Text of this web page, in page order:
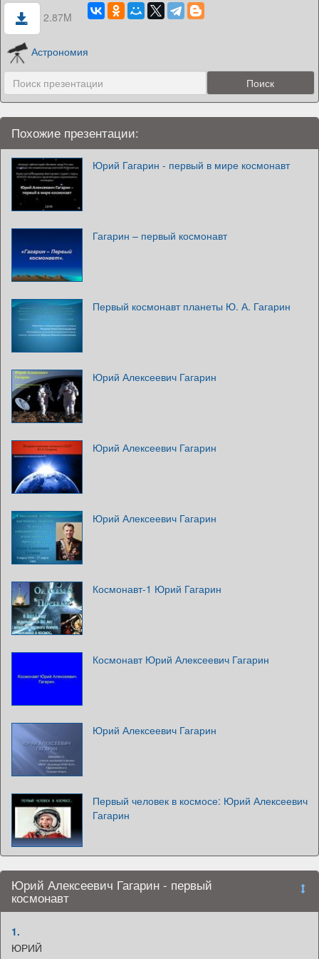
2.87M
Астрономия
Похожие презентации:
Юрий Гагарин - первый в мире космонавт
Гагарин – первый космонавт
Первый космонавт планеты Ю. А. Гагарин
Юрий Алексеевич Гагарин
Юрий Алексеевич Гагарин
Юрий Алексеевич Гагарин
Космонавт-1 Юрий Гагарин
Космонавт Юрий Алексеевич Гагарин
Юрий Алексеевич Гагарин
Первый человек в космосе: Юрий Алексеевич
Гагарин
Юрий Алексеевич Гагарин - первый
космонавт
1.
ЮРИЙ